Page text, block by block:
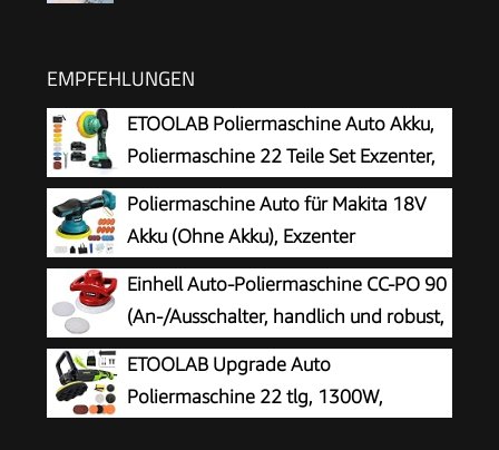
EMPFEHLUNGEN
ETOOLAB Poliermaschine Auto Akku,
Poliermaschine 22 Teile Set Exzenter,
21V
Poliermaschine Auto für Makita 18V
Akku (Ohne Akku), Exzenter
poliermaschine, 8 Variable
Geschwindigkeit, Akkupolierer mit Polierteller,
Auto Politur Set für Autopflege Polieren
Autodetailing Wachsen
Einhell Auto-Poliermaschine CC-PO 90
(An-/Ausschalter, handlich und robust,
1 Textilpolierhaube und Synthetik-
Polierhaube inklusive)
ETOOLAB Upgrade Auto
Poliermaschine 22 tlg, 1300W,